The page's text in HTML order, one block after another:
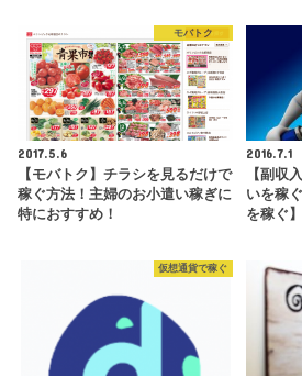
モバトク
2017.5.6
【モバトク】チラシを見るだけで
稼ぐ方法！主婦のお小遣い稼ぎに
特におすすめ！
2016.7.1
【副収
いを稼
を稼ぐ】
仮想通貨で稼ぐ